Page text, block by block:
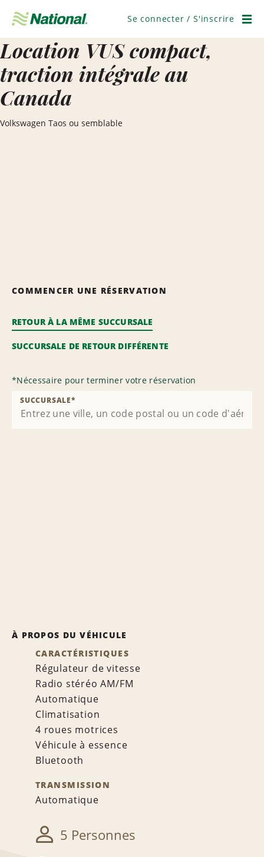
navigation
Se connecter / S'inscrire
Location VUS compact,
traction intégrale au
Canada
Volkswagen Taos ou semblable
COMMENCER UNE RÉSERVATION
RETOUR À LA MÊME SUCCURSALE
SUCCURSALE DE RETOUR DIFFÉRENTE
*Nécessaire pour terminer votre réservation
SUCCURSALE*
À PROPOS DU VÉHICULE
CARACTÉRISTIQUES
Régulateur de vitesse
Radio stéréo AM/FM
Automatique
Climatisation
4 roues motrices
Véhicule à essence
Bluetooth
TRANSMISSION
Automatique
5 Personnes